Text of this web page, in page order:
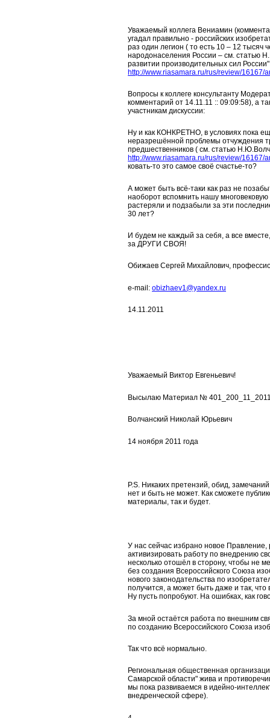
Уважаемый коллега Вениамин
угадал правильно - российских
раз один легион ( то есть 10 – 12 тысяч
народонаселения России – см. статью
развитии производительных сил России"
http://www.riasamara.ru/rus/review/16167/
Вопросы к коллеге консультанту
комментарий от 14.11.11 :: 09:09:58), а
участникам дискуссии:
Ну и как КОНКРЕТНО, в условиях пока
неразрешённой проблемы отчуждения
предшественников ( см. статью
http://www.riasamara.ru/rus/review/16167/
ковать-то это самое своё счастье-то?
А может быть всё-таки как раз не
наоборот вспомнить нашу
растеряли и подзабыли за эти
30 лет?
И будем не каждый за себя, а все
за ДРУГИ СВОЯ!
Обижаев Сергей Михайлович,
e-mail: obizhaev1@yandex.ru
14.11.2011
Уважаемый Виктор Евгеньевич!
Высылаю Материал №
Волчанский Николай Юрьевич
14 ноября 2011 года
P.S. Никаких претензий, обид,
нет и быть не может. Как сможете
материалы, так и будет.
У нас сейчас избрано новое
активизировать работу по внедрению
несколько отошёл в сторону, чтобы не
без создания Всероссийского Союза
нового законодательства по
получится, а может быть даже и так,
Ну пусть попробуют. На ошибках, как
За мной остаётся работа по внешним
по созданию Всероссийского Союза
Так что всё нормально.
Региональная общественная
Самарской области" жива и
мы пока развиваемся в идейно-
внедренческой сфере).